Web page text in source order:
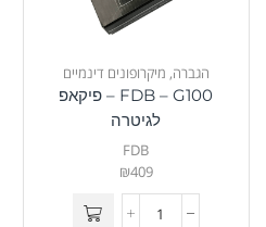
הגברה, מיקרופונים דינמיים
FDB – G100 – פיקאפ
לגיטרה
FDB
₪409